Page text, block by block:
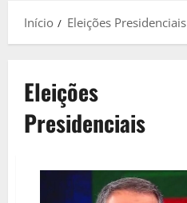
Início Eleições Presidenciais
Eleições
Presidenciais